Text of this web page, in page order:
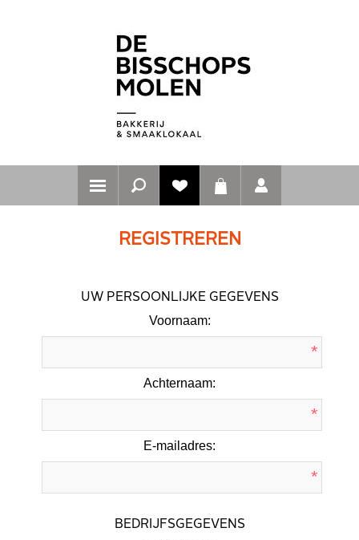
REGISTREREN
UW PERSOONLIJKE GEGEVENS
Voornaam:
*
Achternaam:
*
E-mailadres:
*
BEDRIJFSGEGEVENS